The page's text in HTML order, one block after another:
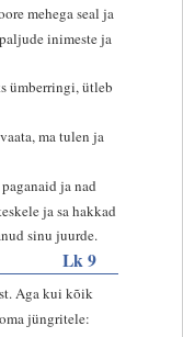
mehega seal ja
inimeste ja
ümberringi, ütleb
ma tulen ja
ja nad
ja sa hakkad
sinu juurde.
Lk 9
Aga kui kõik
jüngritele: